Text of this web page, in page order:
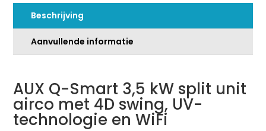
&
aantal
e
Beschrijving
Aanvullende informatie
AUX Q-Smart 3,5 kW split unit
airco met 4D swing, UV-
technologie en WiFi